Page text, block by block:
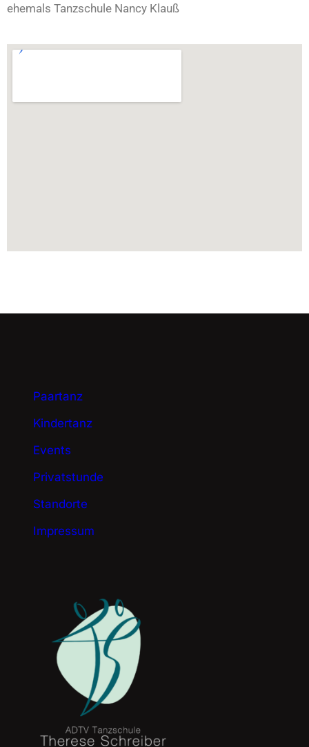
ehemals Tanzschule Nancy Klauß
Paartanz
Kindertanz
Events
Privatstunde
Standorte
Impressum